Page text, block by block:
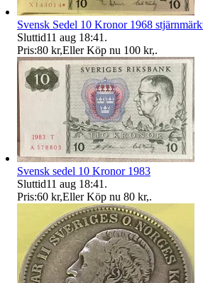
Svensk Sedel 10 Kronor 1968
Sluttid11 aug 18:41 .
Pris:80 kr,Eller Köp nu 100 kr,.
Svensk sedel 10 Kronor 1983
Sluttid11 aug 18:41 .
Pris:60 kr,Eller Köp nu 80 kr,.